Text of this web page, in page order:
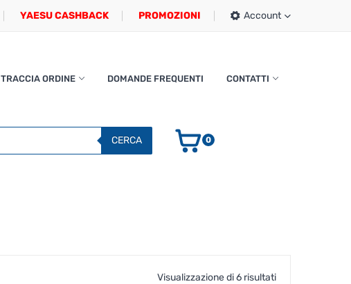
YAESU CASHBACK PROMOZIONI Account
TRACCIA ORDINE DOMANDE FREQUENTI CONTATTI
CERCA 0
Visualizzazione di 6 risultatiPopolarità